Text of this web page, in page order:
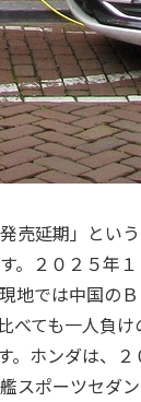
売延期」とい
。２０２５年
地では中国の
べても一人負け
。ホンダは、２
スポーツセダ